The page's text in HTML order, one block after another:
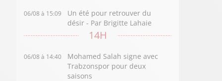
06/08 à 15:09
Un été pour retrouver du
désir - Par Brigitte Lahaie
14H
06/08 à 14:40
Mohamed Salah signe avec
Trabzonspor pour deux
saisons